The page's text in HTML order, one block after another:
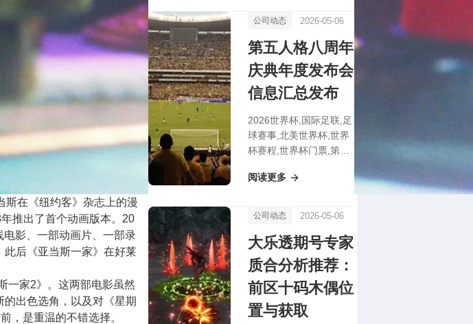
斯在《纽约客》杂志上的漫
推出了首个动画版本。20
影、一部动画片、一部录
后《亚当斯一家》在好莱
一家2》。这两部电影虽然
出色选角，以及对《星期
，是重温的不错选择。
公司动态 2026-05-06
第五人格八周年
庆典年度发布会
信息汇总发布
2026世界杯,国际足联,足
球赛事,北美世界杯,世界
杯赛程,世界杯门票,第五
会信息汇总发布
阅读更多
公司动态 2026-05-06
大乐透期号专家
质合分析推荐：
前区十码木偶位
置与获取